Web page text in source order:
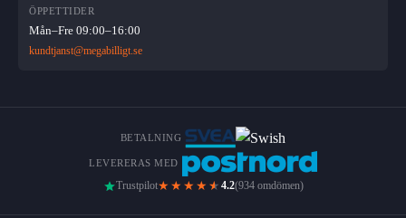
ÖPPETTIDER
Mån–Fre 09:00–16:00
kundtjanst@megabilligt.se
BETALNING
LEVERERAS MED
Trustpilot★★★★ ★ 4.2(934 omdömen)